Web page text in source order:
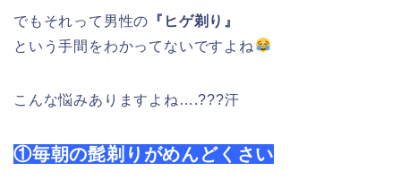
でもそれって男性の 『ヒゲ剃り』
という手間をわかってないですよね
こんな悩みありますよね….???汗
①毎朝の髭剃りがめんどくさい